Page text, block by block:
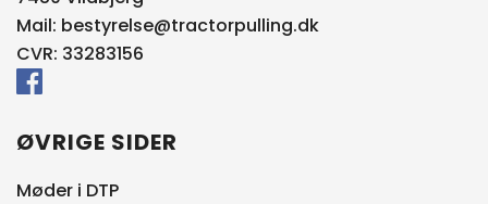
Mail: bestyrelse@tractorpulling.dk
CVR: 33283156
ØVRIGE SIDER
Møder i DTP